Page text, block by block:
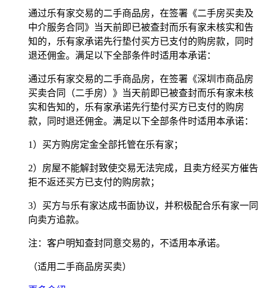
通过乐有家交易的二手商品房，在签署《二手房买卖及
中介服务合同》当天前即已被查封而乐有家未核实和告
知的，乐有家承诺先行垫付买方已支付的购房款，同时
退还佣金。满足以下全部条件时适用本承诺：
通过乐有家交易的二手商品房，在签署《深圳市商品房
买卖合同（二手房）》当天前即已被查封而乐有家未核
实和告知的，乐有家承诺先行垫付买方已支付的购房
款，同时退还佣金。满足以下全部条件时适用本承诺：
1）买方购房定金全部托管在乐有家；
2）房屋不能解封致使交易无法完成，且卖方经买方催告
拒不返还买方已支付的购房款；
3）买方与乐有家达成书面协议，并积极配合乐有家一同
向卖方追款。
注：客户明知查封同意交易的，不适用本承诺。
（适用二手商品房买卖）